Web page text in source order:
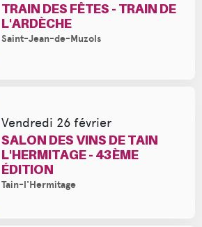
TRAIN DES FÊTES - TRAIN DE
L'ARDÈCHE
Saint-Jean-de-Muzols
Vendredi 26 février
SALON DES VINS DE TAIN
L'HERMITAGE - 43ÈME
ÉDITION
Tain-l'Hermitage